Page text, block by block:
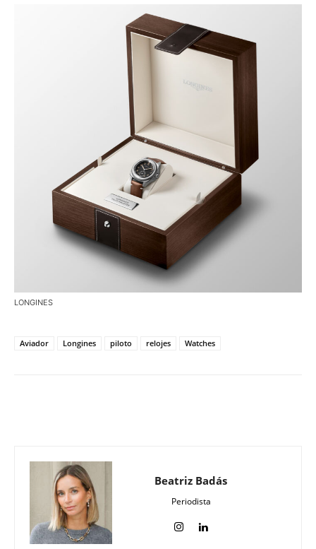
LONGINES
Aviador Longines piloto relojes Watches
Beatriz Badás
Periodista